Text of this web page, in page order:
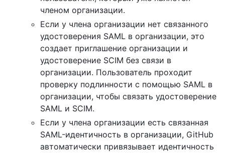
членом организации.
Если у члена организации нет связанного
удостоверения SAML в организации, это
создает приглашение организации и
удостоверение SCIM без связи в
организации. Пользователь проходит
проверку подлинности с помощью SAML в
организации, чтобы связать удостоверение
SAML и SCIM.
Если у члена организации есть связанная
SAML-идентичность в организации, GitHub
автоматически привязывает идентичность